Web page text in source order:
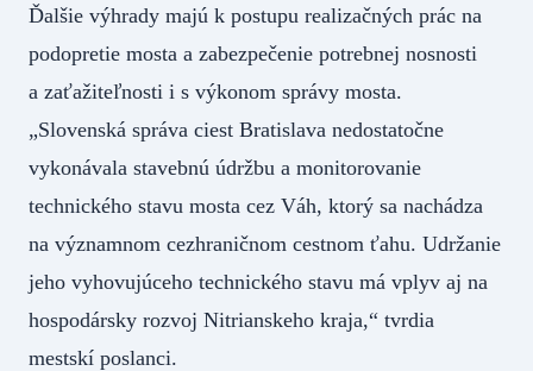
Ďalšie výhrady majú k postupu realizačných prác na
podopretie mosta a zabezpečenie potrebnej nosnosti
a zaťažiteľnosti i s výkonom správy mosta.
„Slovenská správa ciest Bratislava nedostatočne
vykonávala stavebnú údržbu a monitorovanie
technického stavu mosta cez Váh, ktorý sa nachádza
na významnom cezhraničnom cestnom ťahu. Udržanie
jeho vyhovujúceho technického stavu má vplyv aj na
hospodársky rozvoj Nitrianskeho kraja,“ tvrdia
mestskí poslanci.